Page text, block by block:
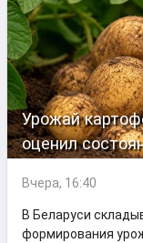
Урожай
оценил
Вчера, 16:40
В Беларуси
формирования